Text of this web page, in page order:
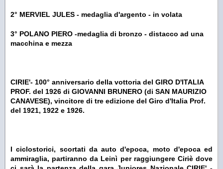
2° MERVIEL JULES - medaglia d'argento - in volata
3° POLANO PIERO -medaglia di bronzo - distacco ad una
macchina e mezza
CIRIE'- 100° anniversario della vottoria del GIRO D'ITALIA
PROF. del 1926 di GIOVANNI BRUNERO (di SAN MAURIZIO
CANAVESE), vincitore di tre edizione del Giro d'Italia Prof.
del 1921, 1922 e 1926.
I ciclostorici, scortati da auto d'epoca, moto d'epoca ed
ammiraglia, partiranno da Leinì per raggiungere Ciriè dove